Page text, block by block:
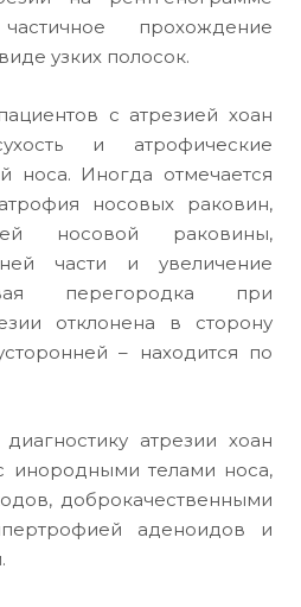
прохождение
узких полосок.
с атрезией хоан
и атрофические
носа. Иногда отмечается
носовых раковин,
носовой раковины,
части и увеличение
перегородка при
отклонена в сторону
– находится по
атрезии хоан
инородными телами носа,
доброкачественными
аденоидов и